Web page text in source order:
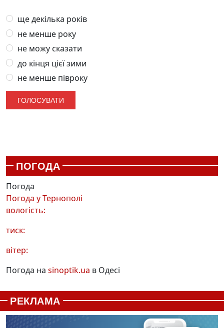
ще декілька років
не менше року
не можу сказати
до кінця цієї зими
не менше півроку
ПОГОДА
Погода
Погода уТернополі
вологість:
тиск:
вітер:
Погода на sinoptik.ua в Одесі
РЕКЛАМА